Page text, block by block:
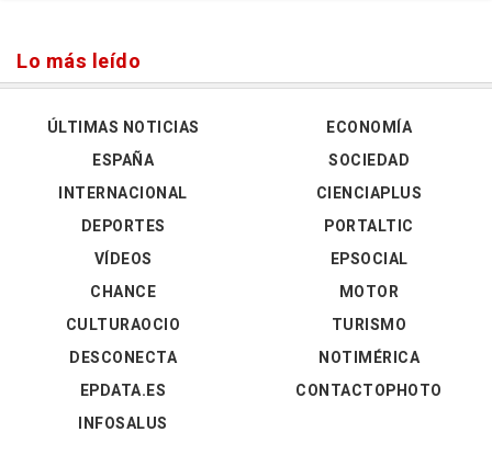
Lo más leído
ÚLTIMAS NOTICIAS
ESPAÑA
INTERNACIONAL
DEPORTES
VÍDEOS
ECONOMÍA
SOCIEDAD
CIENCIAPLUS
PORTALTIC
EPSOCIAL
CHANCE
CULTURAOCIO
DESCONECTA
EPDATA.ES
INFOSALUS
MOTOR
TURISMO
NOTIMÉRICA
CONTACTOPHOTO